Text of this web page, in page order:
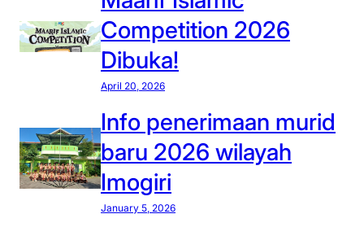
s
i
s
w
a
b
a
g
i
a
n
a
u
m
a
r
a
s
a
h
Competition 2026
Dibuka!
April 20, 2026
Info penerimaan murid
baru 2026 wilayah
Imogiri
January 5, 2026